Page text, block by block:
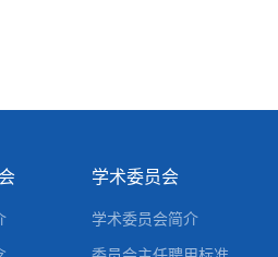
学术委员会
学术委员会简介